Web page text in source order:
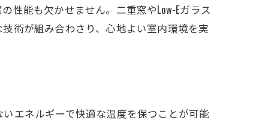
性能も欠かせません。二重窓やLow-Eガラス
術が組み合わさり、心地よい室内環境を実
エネルギーで快適な温度を保つことが可能